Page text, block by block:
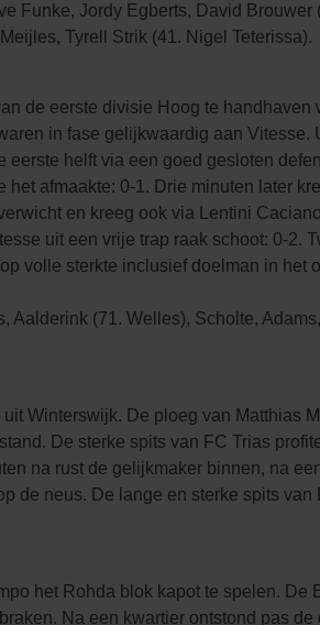
Funke, Jordy Egberts, David
Tyrell Strik (41. Nigel Teterissa).
de eerste divisie Hoog te
in fase gelijkwaardig aan
helft via een goed gesloten
afmaakte: 0-1. Drie minuten later
en kreeg ook via Lentini
uit een vrije trap raak schoot: 0-2.
volle sterkte inclusief doelman in het
(71. Welles), Scholte,
Winterswijk. De ploeg van Matthias
De sterke spits van FC Trias
na rust de gelijkmaker binnen, na
de neus. De lange en sterke spits
het Rohda blok kapot te spelen.
Na een kwartier ontstond pas